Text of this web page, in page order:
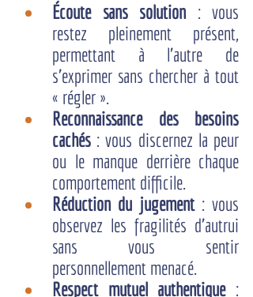
Écoute sans solution : vous
restez pleinement présent,
permettant à l'autre de
s'exprimer sans chercher à tout
« régler ».
Reconnaissance des besoins
cachés : vous discernez la peur
ou le manque derrière chaque
comportement difficile.
Réduction du jugement : vous
observez les fragilités d'autrui
sans vous sentir
personnellement menacé.
Respect mutuel authentique :